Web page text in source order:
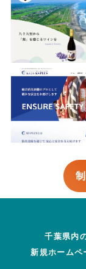
株式会社KS
千葉県内
新規ホームペ